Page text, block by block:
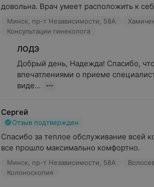
довольна. Врач умеет расположить к
Минск, пр-т Независимости, 58А
Консультации гинеколога
ЛОДЭ
Добрый день, Надежда! Спасибо,
впечатлениями о приеме
виде...
Сергей
Отзыв подтвержден
Спасибо за теплое обслуживание всей
все прошло максимально комфортно.
Минск, пр-т Независимости, 58А
Колоноскопия